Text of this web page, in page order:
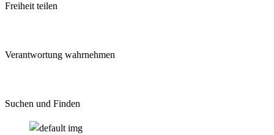
Freiheit teilen
Verantwortung wahrnehmen
Suchen und Finden